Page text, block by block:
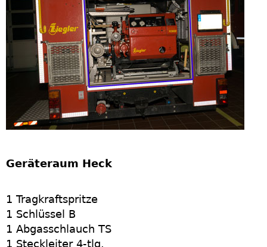
Geräteraum Heck
1 Tragkraftspritze
1 Schlüssel B
1 Abgasschlauch TS
1 Steckleiter 4-tlg.